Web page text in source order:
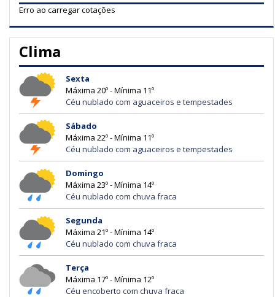
Erro ao carregar cotações
Clima
Sexta
Máxima 20º - Mínima 11º
Céu nublado com aguaceiros e tempestades
Sábado
Máxima 22º - Mínima 11º
Céu nublado com aguaceiros e tempestades
Domingo
Máxima 23º - Mínima 14º
Céu nublado com chuva fraca
Segunda
Máxima 21º - Mínima 14º
Céu nublado com chuva fraca
Terça
Máxima 17º - Mínima 12º
Céu encoberto com chuva fraca